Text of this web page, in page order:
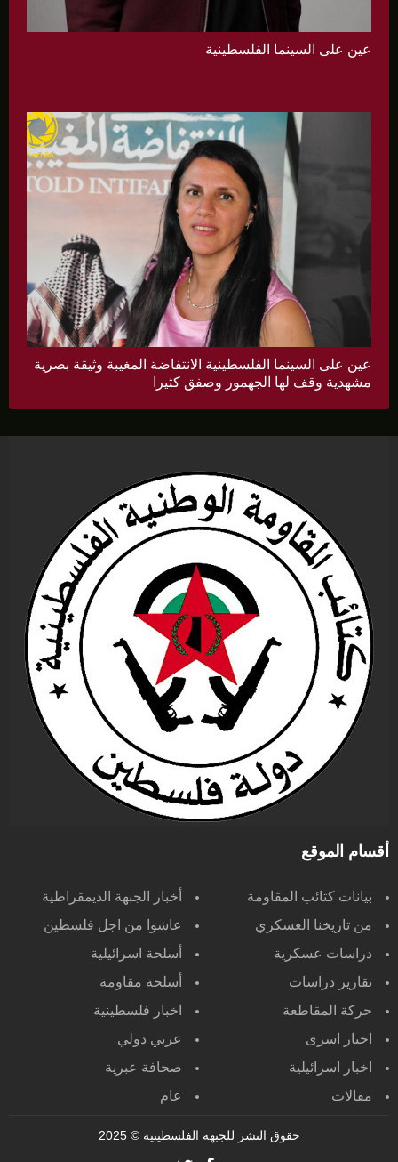
عين على السينما الفلسطينية
عين على السينما الفلسطينية الانتفاضة المغيبة وثيقة بصرية
مشهدية وقف لها الجهمور وصفق كثيرا
أقسام الموقع
بيانات كتائب المقاومة
أخبار الجبهة الديمقراطية
من تاريخنا العسكري
عاشوا من اجل فلسطين
دراسات عسكرية
أسلحة اسرائيلية
تقارير دراسات
أسلحة مقاومة
حركة المقاطعة
اخبار فلسطينية
اخبار اسرى
عربي دولي
اخبار اسرائيلية
صحافة عبرية
مقالات
عام
حقوق النشر للجبهة الفلسطينية© 2025